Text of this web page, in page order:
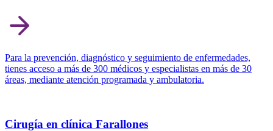
Para la prevención, diagnóstico y seguimiento de enfermedades,
tienes acceso a más de 300 médicos y especialistas en más de 30
áreas, mediante atención programada y ambulatoria.
Cirugía en clínica Farallones